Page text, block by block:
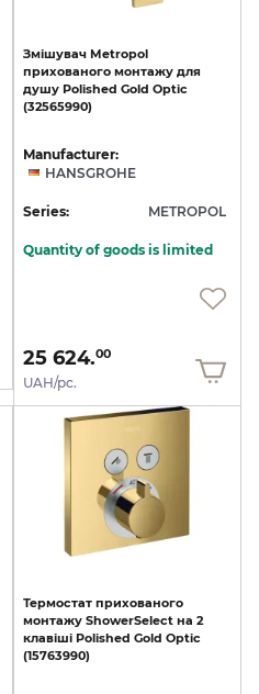
Змішувач Metropol
прихованого монтажу для
душу Polished Gold Optic
(32565990)
Manufacturer:
HANSGROHE
Series: METROPOL
Quantity of goods is limited
25 624.00
UAH/pc.
Термостат прихованого
монтажу ShowerSelect на 2
клавіші Polished Gold Optic
(15763990)